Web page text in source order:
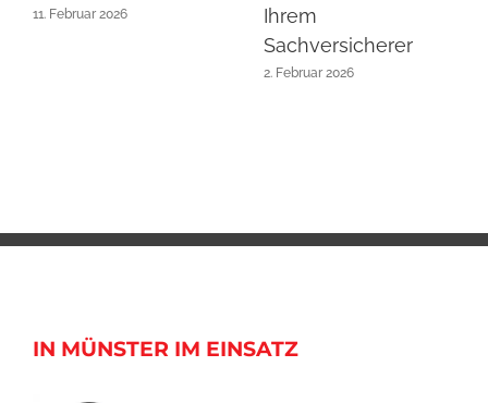
11. Februar 2026
Ihrem
Sachversicherer
2. Februar 2026
IN MÜNSTER IM EINSATZ